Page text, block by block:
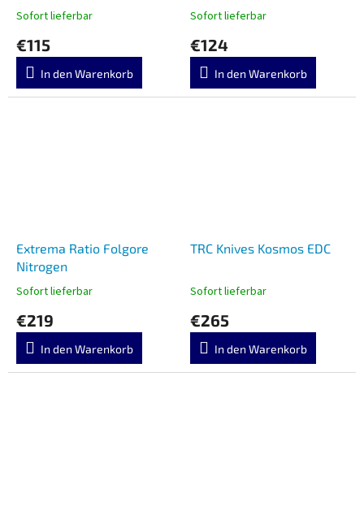
Sofort lieferbar
€115
In den Warenkorb
(C)
Sofort lieferbar
€124
In den Warenkorb
Extrema Ratio Folgore
Nitrogen
Sofort lieferbar
€219
In den Warenkorb
TRC Knives Kosmos EDC
Sofort lieferbar
€265
In den Warenkorb